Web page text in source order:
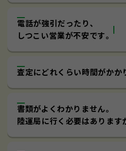
電話が強引だったり､
しつこい営業が不安です｡
査定にどれくらい時間がかか
書類がよくわかりません｡
陸運局に行く必要はあります